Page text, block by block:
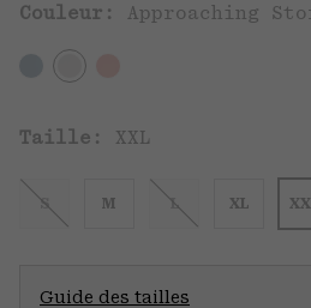
Couleur: Approaching
Taille: XXL
S M L XL
Guide des tailles